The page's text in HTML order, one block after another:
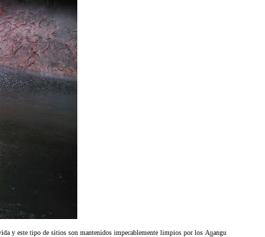
y este tipo de sitios son mantenidos impecablemente limpios por los Anangu